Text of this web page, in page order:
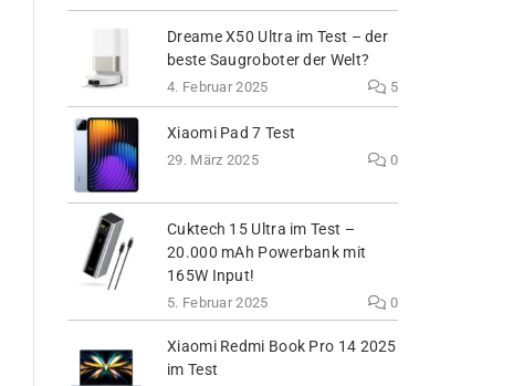
Dreame X50 Ultra im Test – der
beste Saugroboter der Welt?
4. Februar 2025 5
Xiaomi Pad 7 Test
29. März 2025 0
Cuktech 15 Ultra im Test –
20.000 mAh Powerbank mit
165W Input!
5. Februar 2025 0
Xiaomi Redmi Book Pro 14 2025
im Test